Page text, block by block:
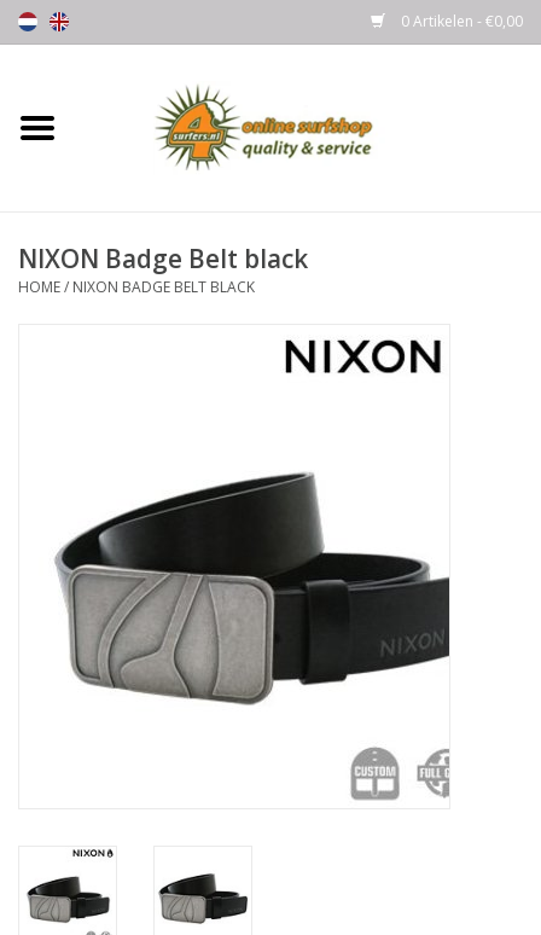
0 Artikelen - €0,00
Home
Wetsuits
Lycra's & UV protection
Accessories
Women
Merken
NIXON Badge Belt black
HOME/ NIXON BADGE BELT BLACK